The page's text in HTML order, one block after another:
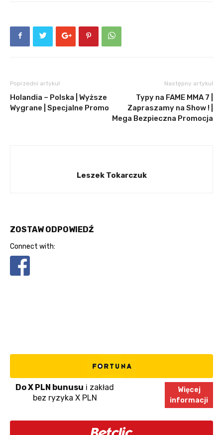
Poprzedni artykuł
Holandia – Polska | Wyższe
Wygrane | Specjalne Promo
Następny artykuł
Typy na FAME MMA 7 |
Zapraszamy na Show ! |
Mega Bezpieczna Promocja
Leszek Tokarczuk
ZOSTAW ODPOWIEDŹ
Connect with:
Do X PLN bunusu i zakład
bez ryzyka X PLN
Więcej
informacji